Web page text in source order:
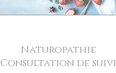
Naturopathie
Consultation de suivi